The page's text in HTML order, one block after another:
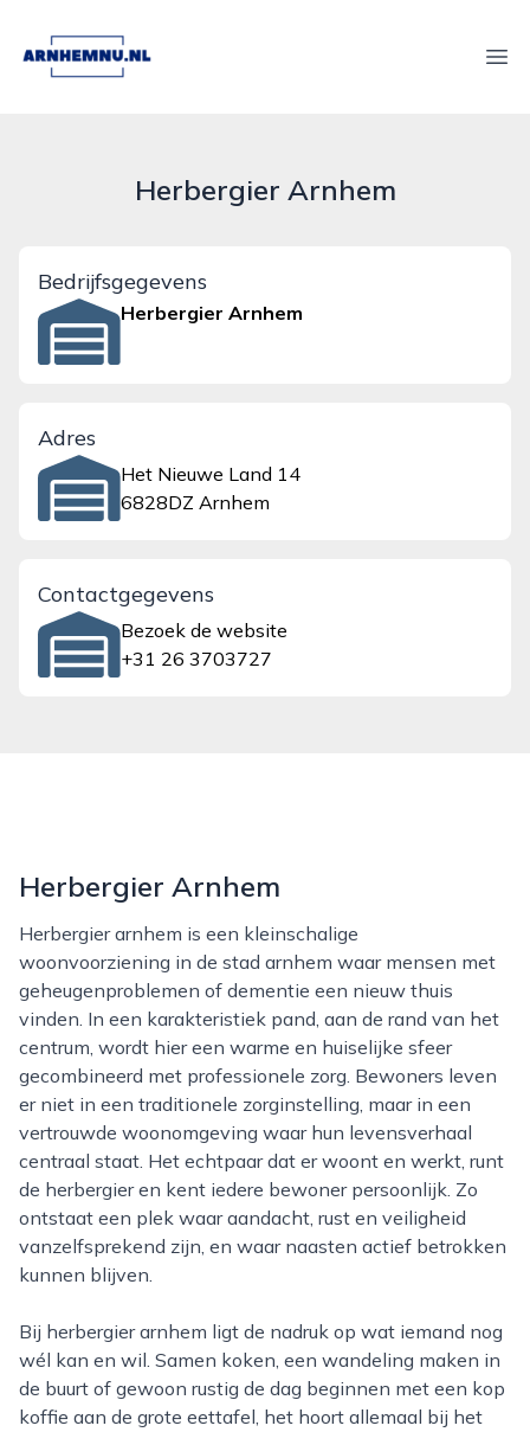
arnhemnu.nl
Herbergier Arnhem
Bedrijfsgegevens
Herbergier Arnhem
Adres
Het Nieuwe Land 14
6828DZ Arnhem
Contactgegevens
Bezoek de website
+31 26 3703727
Herbergier Arnhem
Herbergier arnhem is een kleinschalige
woonvoorziening in de stad arnhem waar mensen met
geheugenproblemen of dementie een nieuw thuis
vinden. In een karakteristiek pand, aan de rand van het
centrum, wordt hier een warme en huiselijke sfeer
gecombineerd met professionele zorg. Bewoners leven
er niet in een traditionele zorginstelling, maar in een
vertrouwde woonomgeving waar hun levensverhaal
centraal staat. Het echtpaar dat er woont en werkt, runt
de herbergier en kent iedere bewoner persoonlijk. Zo
ontstaat een plek waar aandacht, rust en veiligheid
vanzelfsprekend zijn, en waar naasten actief betrokken
kunnen blijven.
Bij herbergier arnhem ligt de nadruk op wat iemand nog
wél kan en wil. Samen koken, een wandeling maken in
de buurt of gewoon rustig de dag beginnen met een kop
koffie aan de grote eettafel, het hoort allemaal bij het